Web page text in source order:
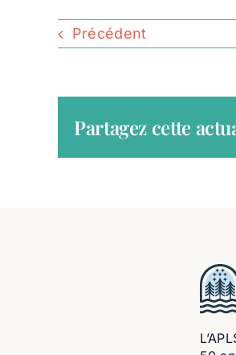
Précédent
Partagez cette